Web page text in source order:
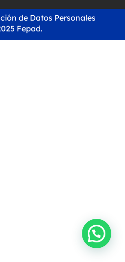
Fepad.
de Datos Personales